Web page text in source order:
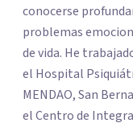
conocerse
problemas
de vida. He
el Hospital
MENDAO, San
el Centro de